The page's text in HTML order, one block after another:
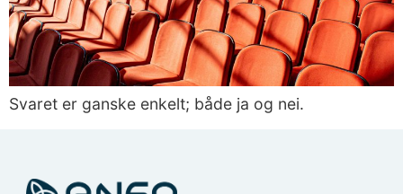
Svaret er ganske enkelt; både ja og nei.